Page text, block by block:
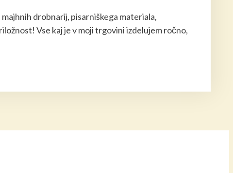
drobnarij, pisarniškega materiala,
Vse kaj je v moji trgovini izdelujem ročno,